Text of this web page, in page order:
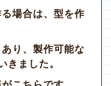
場合は、型を作
り、製作可能な
きました。